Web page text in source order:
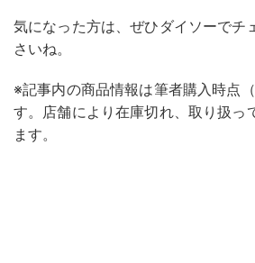
気になった方は、ぜひダイソーでチ
さいね。
※記事内の商品情報は筆者購入時点
す。店舗により在庫切れ、取り扱っ
ます。